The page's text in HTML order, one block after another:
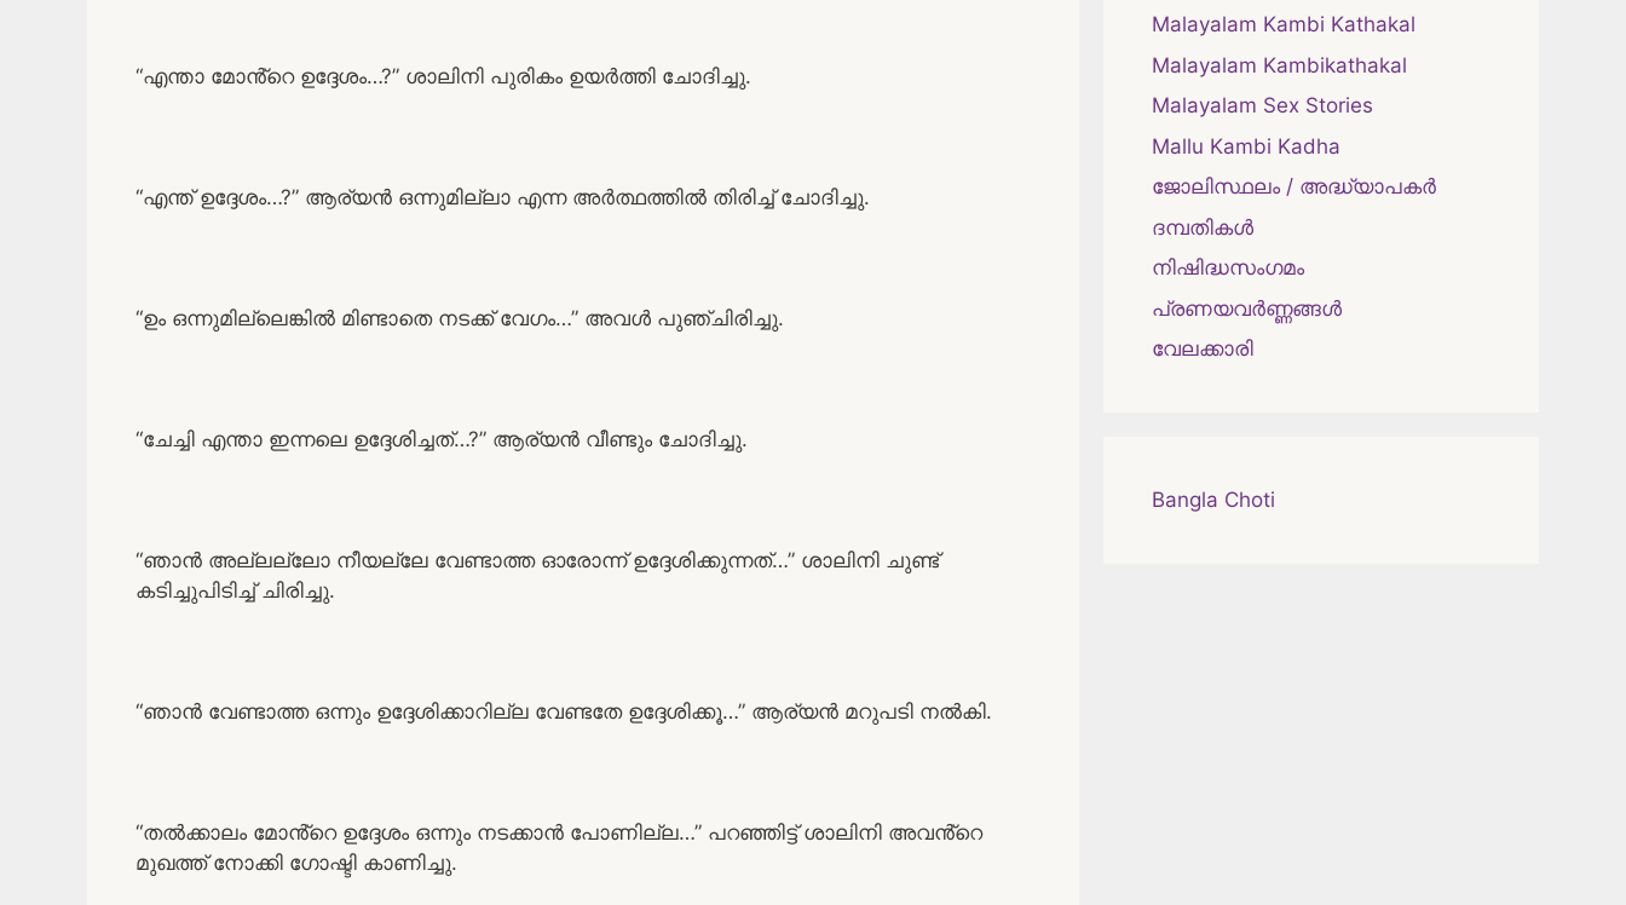
“എന്താ മോൻ്റെ ഉദ്ദേശം…?” ശാലിനി പുരികം ഉയർത്തി ചോദിച്ചു.
“എന്ത് ഉദ്ദേശം…?” ആര്യൻ ഒന്നുമില്ലാ എന്ന അർത്ഥത്തിൽ തിരിച്ച് ചോദിച്ചു.
“ഉം ഒന്നുമില്ലെങ്കിൽ മിണ്ടാതെ നടക്ക് വേഗം…” അവൾ പുഞ്ചിരിച്ചു.
“ചേച്ചി എന്താ ഇന്നലെ ഉദ്ദേശിച്ചത്…?” ആര്യൻ വീണ്ടും ചോദിച്ചു.
“ഞാൻ അല്ലല്ലോ നീയല്ലേ വേണ്ടാത്ത ഓരോന്ന് ഉദ്ദേശിക്കുന്നത്…” ശാലിനി ചുണ്ട്
കടിച്ചുപിടിച്ച് ചിരിച്ചു.
“ഞാൻ വേണ്ടാത്ത ഒന്നും ഉദ്ദേശിക്കാറില്ല വേണ്ടതേ ഉദ്ദേശിക്കൂ…” ആര്യൻ മറുപടി നൽകി.
“തൽക്കാലം മോൻ്റെ ഉദ്ദേശം ഒന്നും നടക്കാൻ പോണില്ല…” പറഞ്ഞിട്ട് ശാലിനി അവൻ്റെ
മുഖത്ത് നോക്കി ഗോഷ്ടി കാണിച്ചു.
Malayalam Kambi Kathakal
Malayalam Kambikathakal
Malayalam Sex Stories
Mallu Kambi Kadha
ജോലിസ്ഥലം / അദ്ധ്യാപകർ
ദമ്പതികള്‍
നിഷിദ്ധസംഗമം
പ്രണയവർണ്ണങ്ങൾ
വേലക്കാരി
Bangla Choti